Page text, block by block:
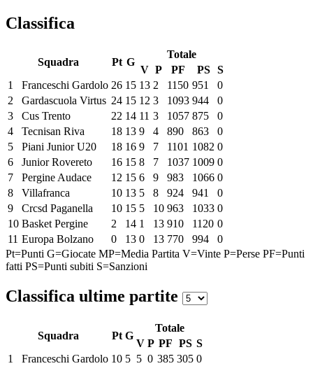
Classifica
Squadra Pt G
Totale
V P PF PS
S
1
Franceschi Gardolo 26 15 13 2 1150 951
0
2
Gardascuola Virtus 24 15 12 3 1093 944
0
3
Cus Trento 22 14 11 3 1057 875
0
4
Tecnisan Riva 18 13 9 4 890 863
0
5
Piani Junior U20 18 16 9 7 1101 1082 0
6
Junior Rovereto 16 15 8 7 1037 1009 0
7
Pergine Audace 12 15 6 9 983 1066 0
8
Villafranca 10 13 5 8 924 941
0
9
Crcsd Paganella 10 15 5 10 963 1033 0
10 Basket Pergine 2 14 1 13 910 1120 0
11 Europa Bolzano 0 13 0 13 770 994
0
Pt=Punti G=Giocate MP=Media Partita V=Vinte P=Perse PF=Punti
fatti PS=Punti subiti S=Sanzioni
Classifica ultime partite
Squadra Pt G
Totale
V P PF PS S
1
Franceschi Gardolo 10 5 5 0 385 305 0